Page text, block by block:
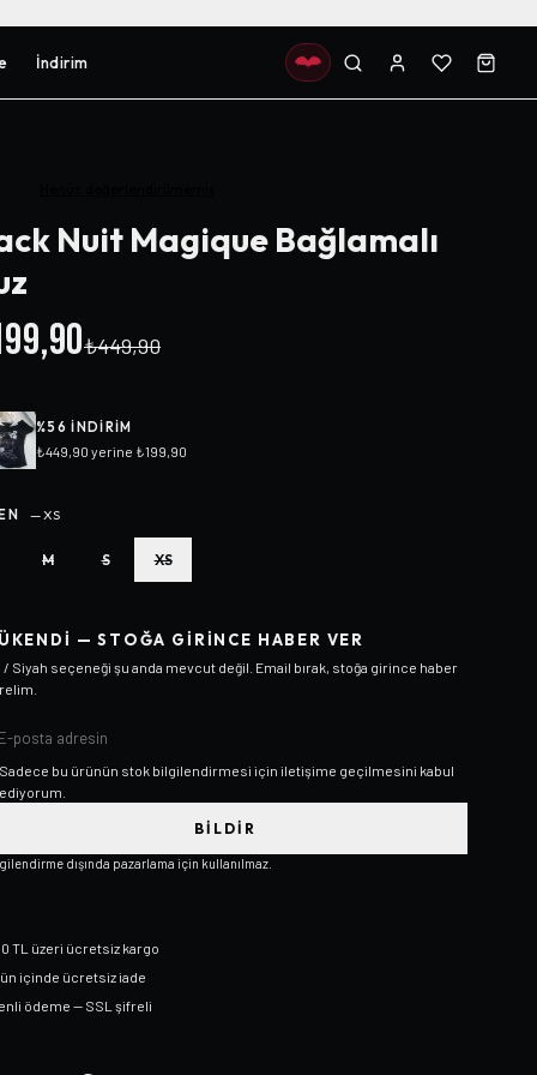
İndirim
Nuit Magique Bağlamalı
₺449,90
%56 INDIRIM
₺449,90 yerine ₺199,90
—XS
M S XS
— STOĞA GIRINCE HABER VER
/ Siyah seçeneği şu anda mevcut değil. Email bırak, stoğa girince haber
Sadece bu ürünün stok bilgilendirmesi için iletişime geçilmesini kabul
ediyorum.
BILDIR
dışında pazarlama için kullanılmaz.
TL üzeri ücretsiz kargo
içinde ücretsiz iade
ödeme — SSL şifreli